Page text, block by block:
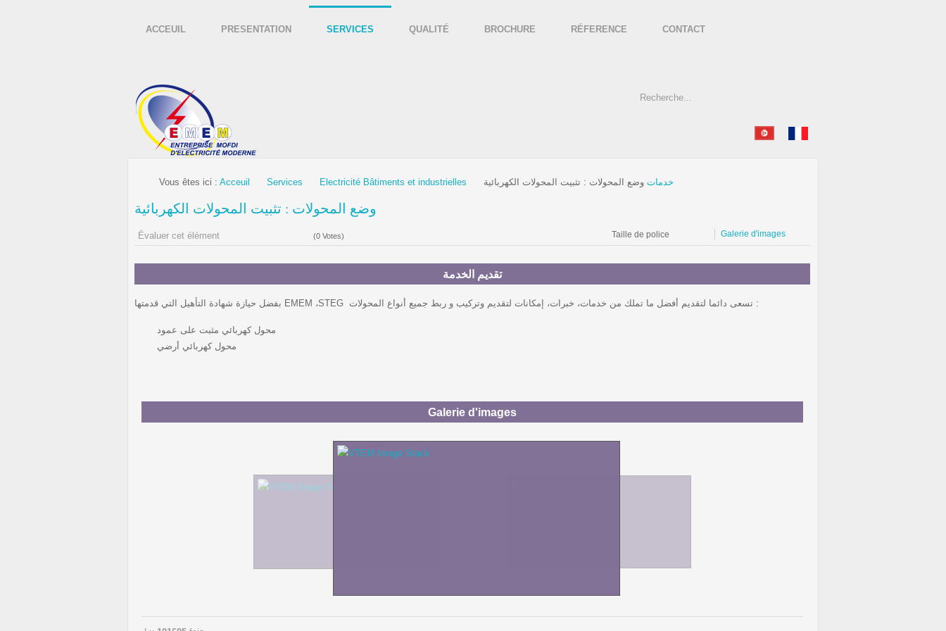
ACCEUIL PRESENTATION SERVICES QUALITÉ BROCHURE RÉFERENCE CONTACT
Vous êtes ici : Acceuil Services Electricité Bâtiments et industrielles خدمات وضع المحولات : تثبيت المحولات الكهربائية
وضع المحولات : تثبيت المحولات الكهربائية
Taille de police Galerie d'images
Évaluer cet élément (0 Votes)
تقديم الخدمة
بفضل حيازة شهادة التأهيل التي قدمتها EMEM ،STEG تسعى دائما لتقديم أفضل ما تملك من خدمات، خبرات، إمكانات لتقديم وتركيب و ربط جميع أنواع المحولات :
محول كهربائي مثبت على عمود
محول كهربائي أرضي
Galerie d'images